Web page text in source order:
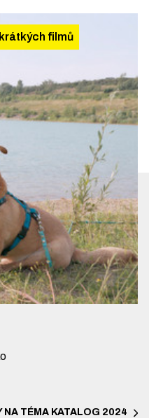
filmů
NA TÉMA KATALOG 2024